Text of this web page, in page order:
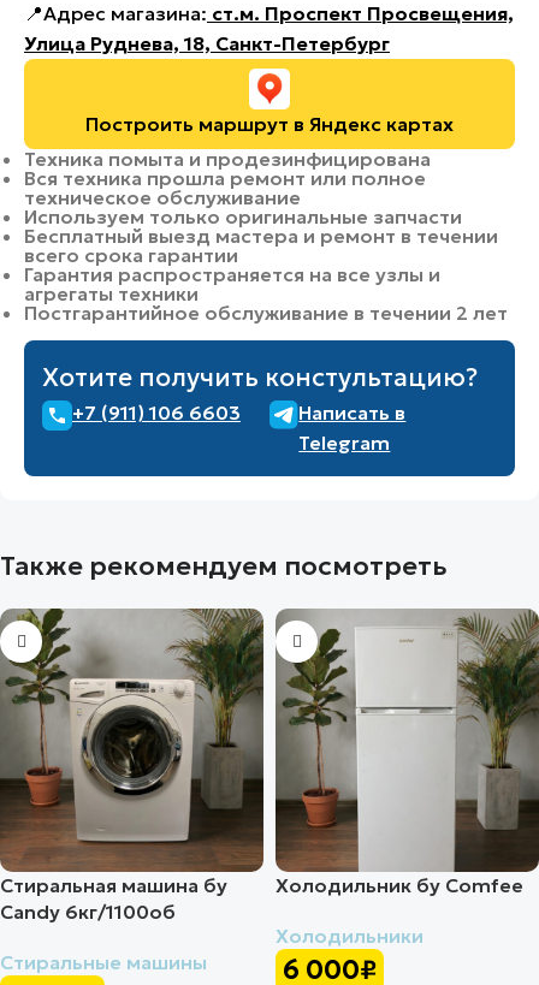
📍Адрес магазина: ст.м. Проспект Просвещения,
Улица Руднева, 18, Санкт-Петербург
Построить маршрут в Яндекс картах
Техника помыта и продезинфицирована
Вся техника прошла ремонт или полное
техническое обслуживание
Используем только оригинальные запчасти
Бесплатный выезд мастера и ремонт в течении
всего срока гарантии
Гарантия распространяется на все узлы и
агрегаты техники
Постгарантийное обслуживание в течении 2 лет
Хотите получить констультацию?
+7 (911) 106 6603
Написать в
Telegram
Также рекомендуем посмотреть
Стиральная машина бу
Candy 6кг/1100об
Стиральные машины
Холодильник бу Comfee
Холодильники
6 000₽